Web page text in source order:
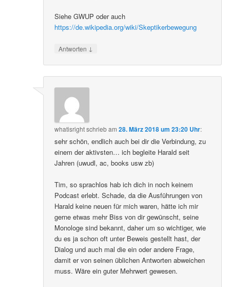
Siehe GWUP oder auch
https://de.wikipedia.org/wiki/Skeptikerbewegung
Antworten ↓
whatisrightschriebam28. März 2018 um 23:20 Uhr:
sehr schön, endlich auch bei dir die Verbindung, zu
einem der aktivsten… ich begleite Harald seit
Jahren (uwudl, ac, books usw zb)
Tim, so sprachlos hab ich dich in noch keinem
Podcast erlebt. Schade, da die Ausführungen von
Harald keine neuen für mich waren, hätte ich mir
gerne etwas mehr Biss von dir gewünscht, seine
Monologe sind bekannt, daher um so wichtiger, wie
du es ja schon oft unter Beweis gestellt hast, der
Dialog und auch mal die ein oder andere Frage,
damit er von seinen üblichen Antworten abweichen
muss. Wäre ein guter Mehrwert gewesen.